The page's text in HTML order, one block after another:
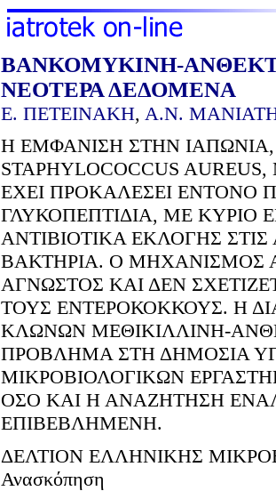
ΒΑΝΚΟΜΥΚΙΝΗ-
ΝΕΟΤΕΡΑ ΔΕΔΟΜΕΝΑ
Ε. ΠΕΤΕΙΝΑΚΗ, Α.Ν.
Η ΕΜΦΑΝΙΣΗ ΣΤΗΝ
STAPHYLOCOCCUS
ΕΧΕΙ ΠΡΟΚΑΛΕΣΕΙ ΕΝΤΟΝΟ
ΓΛΥΚΟΠΕΠΤΙΔΙΑ, ΜΕ
ΑΝΤΙΒΙΟΤΙΚΑ ΕΚΛΟΓΗΣ
ΒΑΚΤΗΡΙΑ. Ο ΜΗΧΑΝΙΣΜΟΣ
ΑΓΝΩΣΤΟΣ ΚΑΙ ΔΕΝ
ΤΟΥΣ ΕΝΤΕΡΟΚΟΚΚΟΥΣ. Η
ΚΛΩΝΩΝ ΜΕΘΙΚΙΛΛΙΝΗ-
ΠΡΟΒΛΗΜΑ ΣΤΗ ΔΗΜΟΣΙΑ
ΜΙΚΡΟΒΙΟΛΟΓΙΚΩΝ
ΟΣΟ ΚΑΙ Η ΑΝΑΖΗΤΗΣΗ
ΕΠΙΒΕΒΛΗΜΕΝΗ.
ΔΕΛΤΙΟΝ ΕΛΛΗΝΙΚΗΣ
Ανασκόπηση